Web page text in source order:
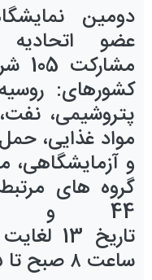
دومین
عضو اتحادیه
مشارکت 105
کشورهای:
پتروشیمی،
مواد غذایی،
و آزمایشگاهی،
گروه های
44 و
تاریخ 13 لغایت
ساعت ۸ صبح تا ۱۵ در تهران دایر است